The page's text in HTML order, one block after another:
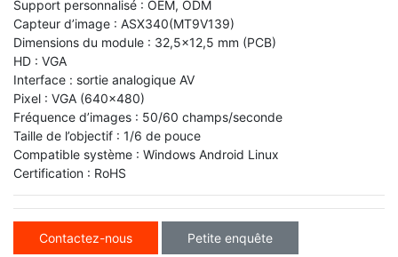
Support personnalisé : OEM, ODM
Capteur d’image : ASX340(MT9V139)
Dimensions du module : 32,5x12,5 mm (PCB)
HD : VGA
Interface : sortie analogique AV
Pixel : VGA (640x480)
Fréquence d’images : 50/60 champs/seconde
Taille de l’objectif : 1/6 de pouce
Compatible système : Windows Android Linux
Certification : RoHS
Contactez-nous Petite enquête